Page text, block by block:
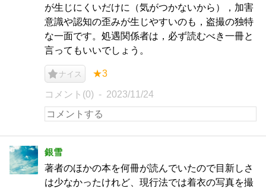
が生じにくいだけに（気がつかないから），加害
意識や認知の歪みが生じやすいのも，盗撮の独特
な一面です。処遇関係者は，必ず読むべき一冊と
言ってもいいでしょう。
ナイス ★3
コメント(0) 2023/11/24
銀雪
著者のほかの本を何冊が読んでいたので目新しさ
は少なかったけれど、現行法では着衣の写真を撮